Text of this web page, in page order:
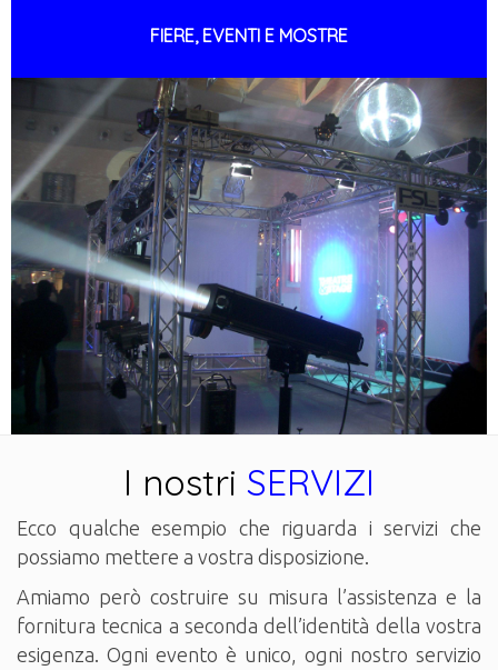
FIERE, EVENTI E MOSTRE
I nostri SERVIZI
Ecco qualche esempio che riguarda i servizi che
possiamo mettere a vostra disposizione.
Amiamo però costruire su misura l’assistenza e la
fornitura tecnica a seconda dell’identità della vostra
esigenza. Ogni evento è unico, ogni nostro servizio